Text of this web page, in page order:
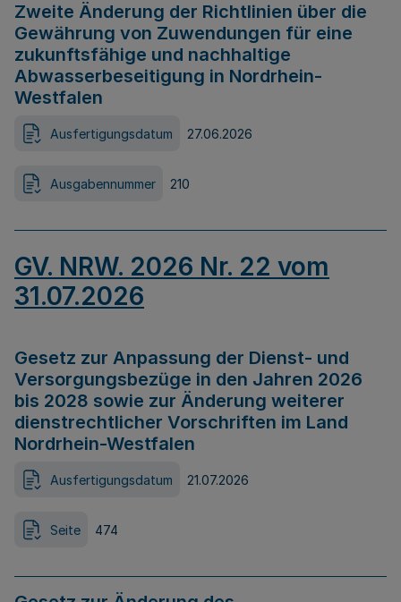
Zweite Änderung der Richtlinien über die
Gewährung von Zuwendungen für eine
zukunftsfähige und nachhaltige
Abwasserbeseitigung in Nordrhein-
Westfalen
Ausfertigungsdatum 27.06.2026
Ausgabennummer 210
GV. NRW. 2026 Nr. 22 vom
31.07.2026
Gesetz zur Anpassung der Dienst- und
Versorgungsbezüge in den Jahren 2026
bis 2028 sowie zur Änderung weiterer
dienstrechtlicher Vorschriften im Land
Nordrhein-Westfalen
Ausfertigungsdatum 21.07.2026
Seite 474